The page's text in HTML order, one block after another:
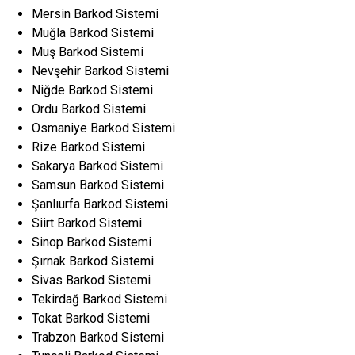
Mersin Barkod Sistemi
Muğla Barkod Sistemi
Muş Barkod Sistemi
Nevşehir Barkod Sistemi
Niğde Barkod Sistemi
Ordu Barkod Sistemi
Osmaniye Barkod Sistemi
Rize Barkod Sistemi
Sakarya Barkod Sistemi
Samsun Barkod Sistemi
Şanlıurfa Barkod Sistemi
Siirt Barkod Sistemi
Sinop Barkod Sistemi
Şırnak Barkod Sistemi
Sivas Barkod Sistemi
Tekirdağ Barkod Sistemi
Tokat Barkod Sistemi
Trabzon Barkod Sistemi